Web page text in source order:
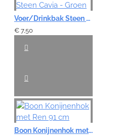
Voer/Drinkbak Steen Cavia - Groen
€ 7,50
Boon Konijnenhok met Ren 91 cm